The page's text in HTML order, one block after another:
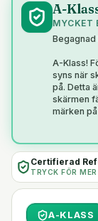
A-
MYCKET
Begagnad
A-Klass!
syns när
på. Detta
skärmen
märken
Certifierad
TRYCK FÖR
A-KLASS